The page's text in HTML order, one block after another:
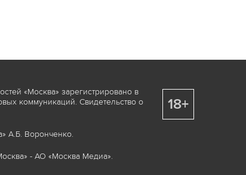
«Москва» зарегистрировано в
коммуникаций. Свидетельство о
А.Б. Воронченко.
- АО «Москва Медиа».
18+